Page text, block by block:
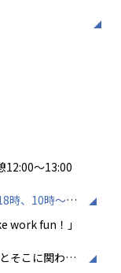
：単一環境に
セキュリティ
制の設計、IS
グ・パフォー
キル：チーム
以下の領域を
の利用をさら
務を行ってい
メンバーでチ
12:00～13:00
時、10時～19
10時間）
work fun！」
そこに関わる